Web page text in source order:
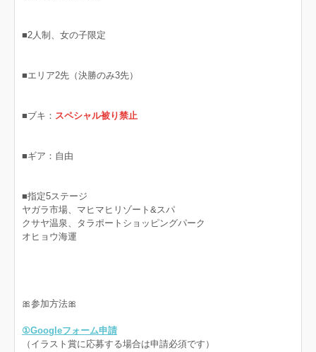
■2人制、女の子限定
■エリア2先（決勝のみ3先）
■ブキ： スペシャル被り禁止
■ギア：自由
■指定5ステージ
ヤガラ市場、マヒマヒリゾート&スパ
クサヤ温泉、タラポートショッピングパーク
オヒョウ海運
🎀参加方法🎀
①Googleフォーム申請
（イラスト賞に応募する場合は申請必須です）